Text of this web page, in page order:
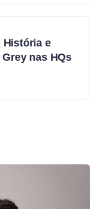
História e
nas HQs